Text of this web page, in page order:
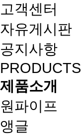
고객센터
자유게시판
공지사항
PRODUCTS
제품소개
원파이프
앵글